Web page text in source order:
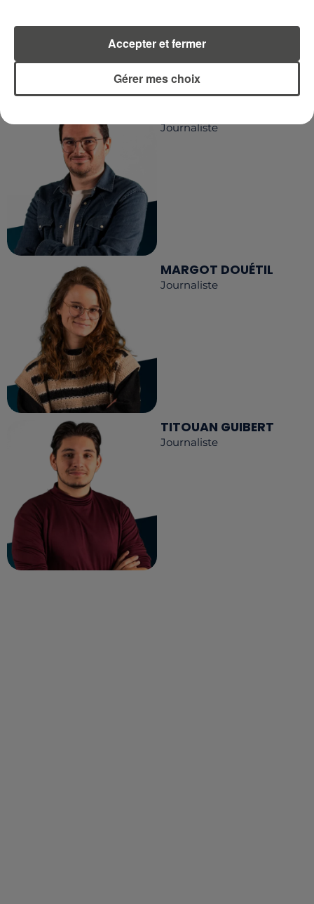
LA RÉDACTION
Journaliste
MARGOT DOUÉTIL
Journaliste
TITOUAN GUIBERT
Journaliste
Gérer mes choix
Accepter et fermer